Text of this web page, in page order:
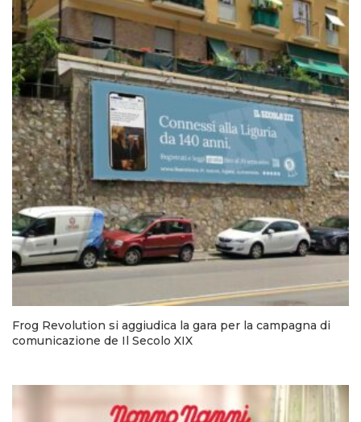
Frog Revolution si aggiudica la gara per la campagna di
comunicazione de Il Secolo XIX